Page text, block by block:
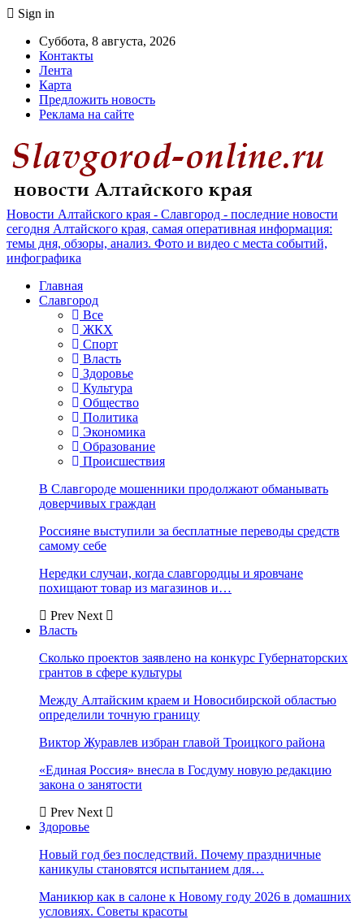
Sign in
Суббота, 8 августа, 2026
Контакты
Лента
Карта
Предложить новость
Реклама на сайте
Новости Алтайского края - Славгород - последние новости
сегодня Алтайского края, самая оперативная информация:
темы дня, обзоры, анализ. Фото и видео с места событий,
инфографика
Главная
Славгород
Все
ЖКХ
Спорт
Власть
Здоровье
Культура
Общество
Политика
Экономика
Образование
Происшествия
В Славгороде мошенники продолжают обманывать
доверчивых граждан
Россияне выступили за бесплатные переводы средств
самому себе
Нередки случаи, когда славгородцы и яровчане
похищают товар из магазинов и…
Prev Next
Власть
Сколько проектов заявлено на конкурс Губернаторских
грантов в сфере культуры
Между Алтайским краем и Новосибирской областью
определили точную границу
Виктор Журавлев избран главой Троицкого района
«Единая Россия» внесла в Госдуму новую редакцию
закона о занятости
Prev Next
Здоровье
Новый год без последствий. Почему праздничные
каникулы становятся испытанием для…
Маникюр как в салоне к Новому году 2026 в домашних
условиях. Советы красоты